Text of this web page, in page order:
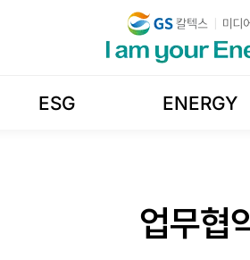
ESG ENERGY
업무협